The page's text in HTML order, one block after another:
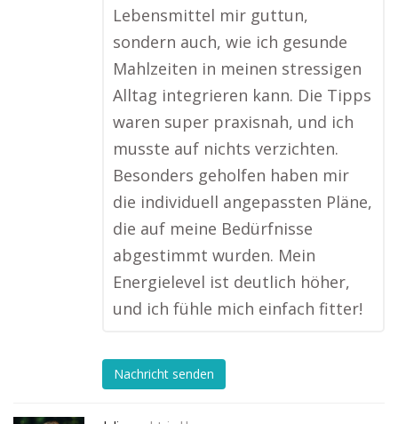
Lebensmittel mir guttun,
sondern auch, wie ich gesunde
Mahlzeiten in meinen stressigen
Alltag integrieren kann. Die Tipps
waren super praxisnah, und ich
musste auf nichts verzichten.
Besonders geholfen haben mir
die individuell angepassten Pläne,
die auf meine Bedürfnisse
abgestimmt wurden. Mein
Energielevel ist deutlich höher,
und ich fühle mich einfach fitter!
Nachricht senden